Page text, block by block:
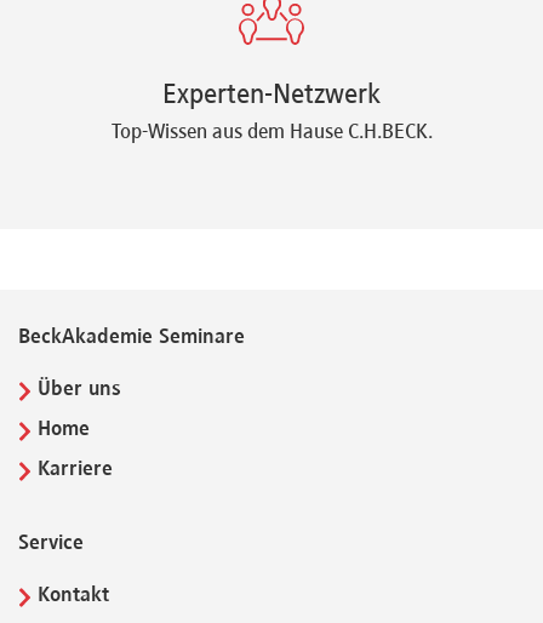
Experten-Netzwerk
Top-Wissen aus dem Hause C.H.BECK.
BeckAkademie Seminare
Über uns
Home
Karriere
Service
Kontakt